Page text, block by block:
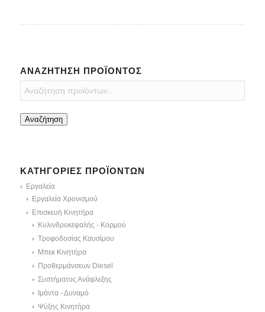
ΑΝΑΖΉΤΗΣΗ ΠΡΟΪΌΝΤΟΣ
Αναζήτηση
ΚΑΤΗΓΟΡΊΕΣ ΠΡΟΪΌΝΤΩΝ
Εργαλεία
Εργαλεία Χρονισμού
Επισκευή Κινητήρα
Κυλινδροκεφαλής - Κορμού
Τροφοδοσίας Καυσίμου
Μπεκ Κινητήρα
Προθερμάνσεων Diesel
Συστήματος Ανάφλεξης
Ιμάντα - Δυναμό
Ψύξης Κινητήρα